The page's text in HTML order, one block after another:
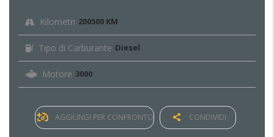
Kilometri 200500 KM
Tipo di Carburante Diesel
Motore 3000
AGGIUNGI PER CONFRONTO CONDIVIDI